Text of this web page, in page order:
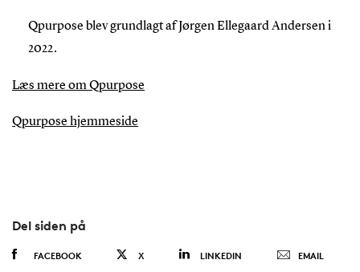
Qpurpose blev grundlagt af Jørgen Ellegaard Andersen i
2022.
Læs mere om Qpurpose
Qpurpose hjemmeside
Del siden på
FACEBOOK X LINKEDIN EMAIL